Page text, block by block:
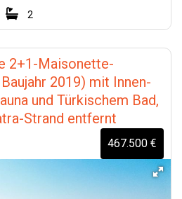
2
2+1-Maisonette-
2019) mit Innen-
und Türkischem Bad,
Strand entfernt
467.500 €